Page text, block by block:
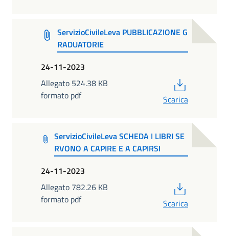
ServizioCivileLeva PUBBLICAZIONE G
RADUATORIE
24-11-2023
Allegato 524.38 KB
formato pdf
Scarica
ServizioCivileLeva SCHEDA I LIBRI SE
RVONO A CAPIRE E A CAPIRSI
24-11-2023
Allegato 782.26 KB
formato pdf
Scarica